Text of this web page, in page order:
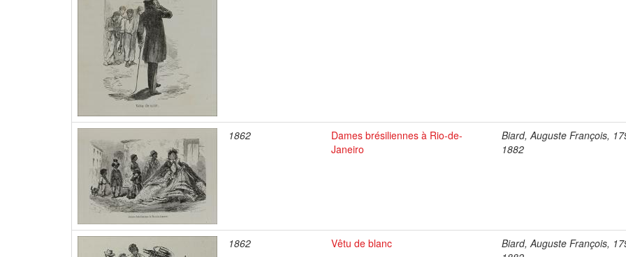
1862
Dames brésiliennes à Rio-de-
Janeiro
Biard, Auguste François,
1882
1862 Vêtu de blanc
Biard, Auguste François,